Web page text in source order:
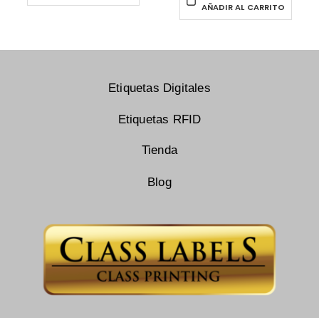
AÑADIR AL CARRITO
Etiquetas Digitales
Etiquetas RFID
Tienda
Blog